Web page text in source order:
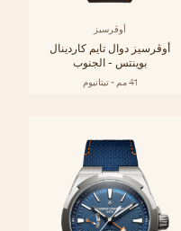
أوڤرسيز
أوڤرسيز دوال تايم كاردينال
بوينتس - الجنوب
41 مم - تيتانيوم